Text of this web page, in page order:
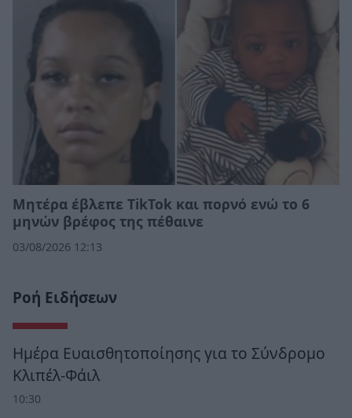
Μητέρα έβλεπε TikTok και πορνό ενώ το 6
μηνών βρέφος της πέθαινε
03/08/2026 12:13
Ροή Ειδήσεων
Ημέρα Ευαισθητοποίησης για το Σύνδρομο
Κλιπέλ-Φάιλ
10:30